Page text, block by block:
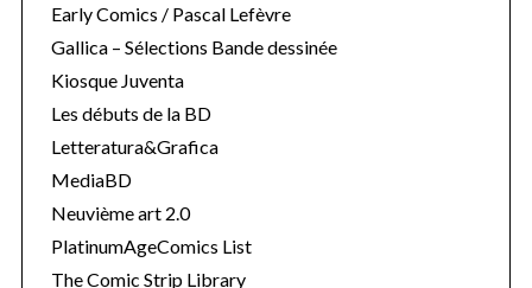
Early Comics / Pascal Lefèvre
Gallica – Sélections Bande dessinée
Kiosque Juventa
Les débuts de la BD
Letteratura&Grafica
MediaBD
Neuvième art 2.0
PlatinumAgeComics List
The Comic Strip Library